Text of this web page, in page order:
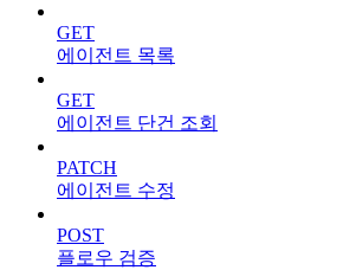
GET
에이전트 목록
GET
에이전트 단건 조회
PATCH
에이전트 수정
POST
플로우 검증